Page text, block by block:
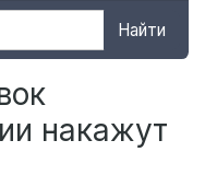
Найти
накажут